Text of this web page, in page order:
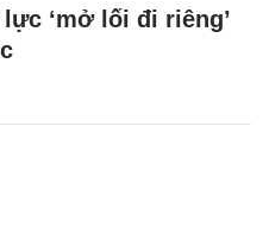
‘mở lối đi riêng’